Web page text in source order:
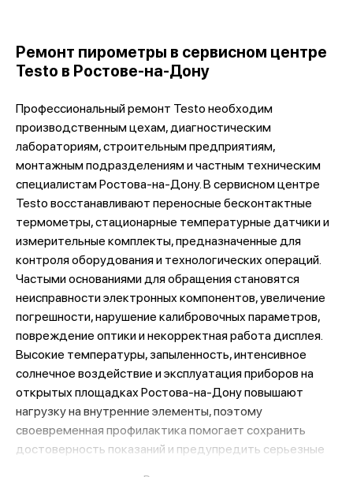
Ремонт пирометры в сервисном центре
Testo в Ростове-на-Дону
Профессиональный ремонт Testo необходим
производственным цехам, диагностическим
лабораториям, строительным предприятиям,
монтажным подразделениям и частным техническим
специалистам Ростова-на-Дону. В сервисном центре
Testo восстанавливают переносные бесконтактные
термометры, стационарные температурные датчики и
измерительные комплекты, предназначенные для
контроля оборудования и технологических операций.
Частыми основаниями для обращения становятся
неисправности электронных компонентов, увеличение
погрешности, нарушение калибровочных параметров,
повреждение оптики и некорректная работа дисплея.
Высокие температуры, запыленность, интенсивное
солнечное воздействие и эксплуатация приборов на
открытых площадках Ростова-на-Дону повышают
нагрузку на внутренние элементы, поэтому
своевременная профилактика помогает сохранить
достоверность показаний и предупредить серьезные